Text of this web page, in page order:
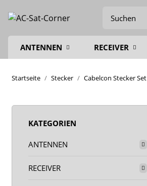
ANTENNEN RECEIVER
Startseite Stecker Cabelcon Stecker Set
KATEGORIEN
ANTENNEN
RECEIVER